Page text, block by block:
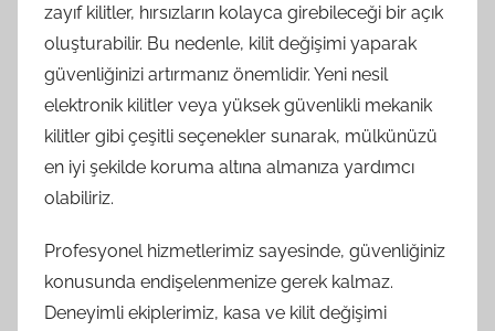
zayıf kilitler, hırsızların kolayca girebileceği bir açık
oluşturabilir. Bu nedenle, kilit değişimi yaparak
güvenliğinizi artırmanız önemlidir. Yeni nesil
elektronik kilitler veya yüksek güvenlikli mekanik
kilitler gibi çeşitli seçenekler sunarak, mülkünüzü
en iyi şekilde koruma altına almanıza yardımcı
olabiliriz.
Profesyonel hizmetlerimiz sayesinde, güvenliğiniz
konusunda endişelenmenize gerek kalmaz.
Deneyimli ekiplerimiz, kasa ve kilit değişimi